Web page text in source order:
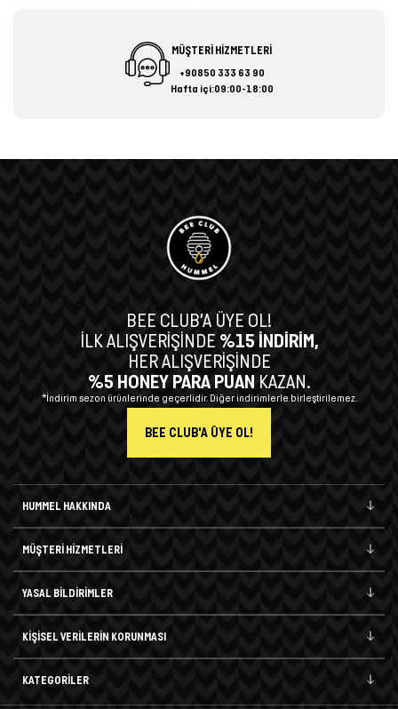
MÜŞTERİ HİZMETLERİ
+90850 333 63 90
Hafta içi:09:00-18:00
HUMMEL HAKKINDA
MÜŞTERİ HİZMETLERİ
YASAL BİLDİRİMLER
KİŞİSEL VERİLERİN KORUNMASI
KATEGORİLER
BEE CLUB’A ÜYE OL!
İLK ALIŞVERİŞİNDE %15 İNDİRİM,
HER ALIŞVERİŞİNDE
%5 HONEY PARA PUAN KAZAN.
*İndirim sezon ürünlerinde geçerlidir. Diğer indirimlerle birleştirilemez.
BEE CLUB'A ÜYE OL!